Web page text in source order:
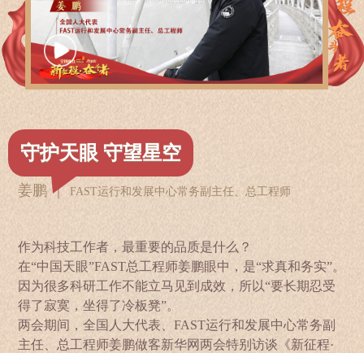
守护天眼 守望星空
姜鹏 ｜FAST运行和发展中心常务副主任、总工程师
作为科技工作者，最重要的品质是什么？
在“中国天眼”FAST总工程师姜鹏眼中，是“求真和务实”。
因为很多科研工作不能立马见到成效，所以“要长期忍受
得了寂寞，坐得了冷板凳”。
两会期间，全国人大代表、FAST运行和发展中心常务副
主任、总工程师姜鹏做客新华网两会特别访谈《新征程·